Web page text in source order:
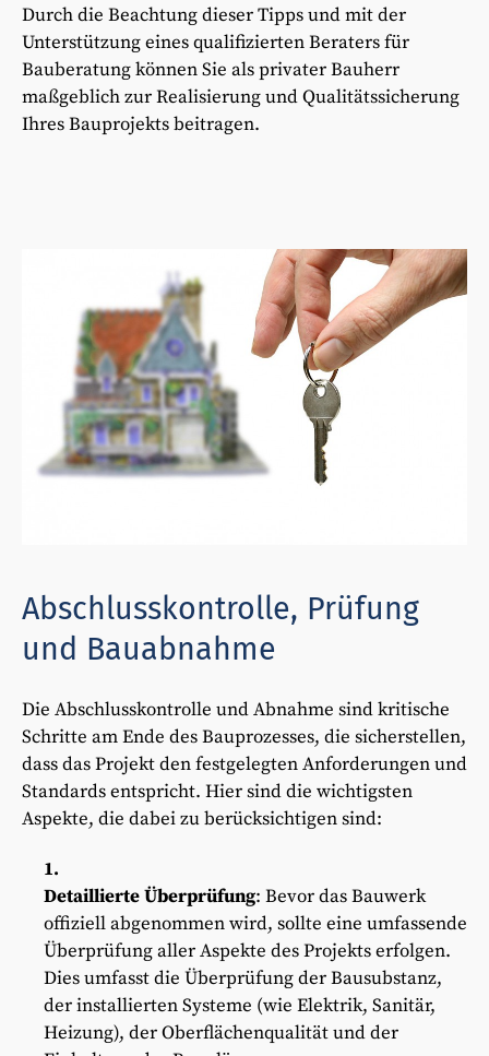
Durch die Beachtung dieser Tipps und mit der
Unterstützung eines qualifizierten Beraters für
Bauberatung können Sie als privater Bauherr
maßgeblich zur Realisierung und Qualitätssicherung
Ihres Bauprojekts beitragen.
Abschlusskontrolle, Prüfung
und Bauabnahme
Die Abschlusskontrolle und Abnahme sind kritische
Schritte am Ende des Bauprozesses, die sicherstellen,
dass das Projekt den festgelegten Anforderungen und
Standards entspricht. Hier sind die wichtigsten
Aspekte, die dabei zu berücksichtigen sind:
Detaillierte Überprüfung: Bevor das Bauwerk
offiziell abgenommen wird, sollte eine umfassende
Überprüfung aller Aspekte des Projekts erfolgen.
Dies umfasst die Überprüfung der Bausubstanz,
der installierten Systeme (wie Elektrik, Sanitär,
Heizung), der Oberflächenqualität und der